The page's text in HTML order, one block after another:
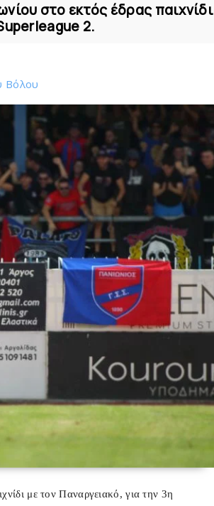
στο εκτός έδρας παιχνίδι
2.
Bόλου
με τον Παναργειακό, για την 3η